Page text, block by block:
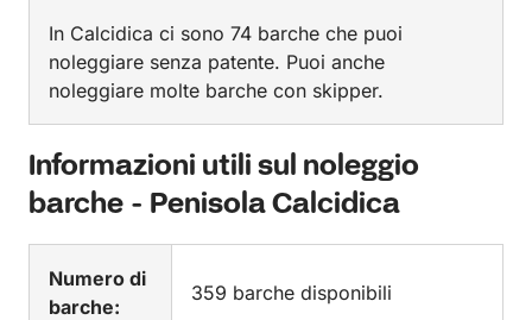
In Calcidica ci sono 74 barche che puoi
noleggiare senza patente. Puoi anche
noleggiare molte barche con skipper.
Informazioni utili sul noleggio
barche - Penisola Calcidica
Numero di
barche:
359 barche disponibili